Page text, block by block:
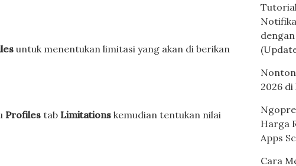
untuk menentukan limitasi yang akan di berikan
Profiles tabLimitationskemudian tentukan nilai
2026
Harga
Apps
Cara